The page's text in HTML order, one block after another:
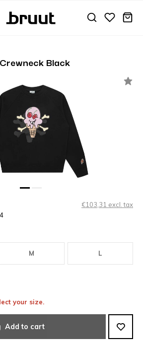
Black
€103,31 excl. tax
M L
your size.
Add to cart